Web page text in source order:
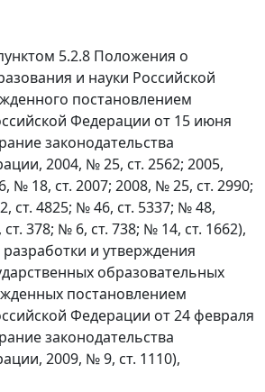
5.2.8 Положения о
и науки Российской
постановлением
Федерации от 15 июня
законодательства
2004, № 25, ст. 2562; 2005,
№ 18, ст. 2007; 2008, № 25, ст. 2990;
ст. 4825; № 46, ст. 5337; № 48,
378; № 6, ст. 738; № 14, ст. 1662),
и утверждения
образовательных
постановлением
Федерации от 24 февраля
законодательства
2009, № 9, ст. 1110),